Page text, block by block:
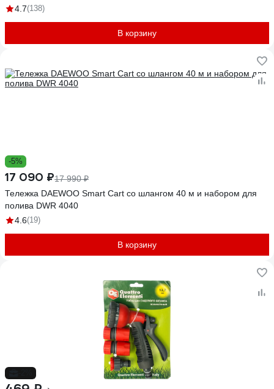
4.7(138)
В корзину
-5%
17 090 ₽17 990 ₽
Тележка DAEWOO Smart Cart со шлангом 40 м и набором для
полива DWR 4040
4.6(19)
В корзину